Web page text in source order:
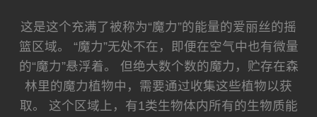
这是这个充满了被称为“魔力”的能量的爱丽丝的摇
篮区域。 “魔力”无处不在，即便在空气中也有微量
的“魔力”悬浮着。 但绝大数个数的魔力，贮存在森
林里的魔力植物中，需要通过收集这些植物以获
取。 这个区域上，有1类生物体内所有的生物质能